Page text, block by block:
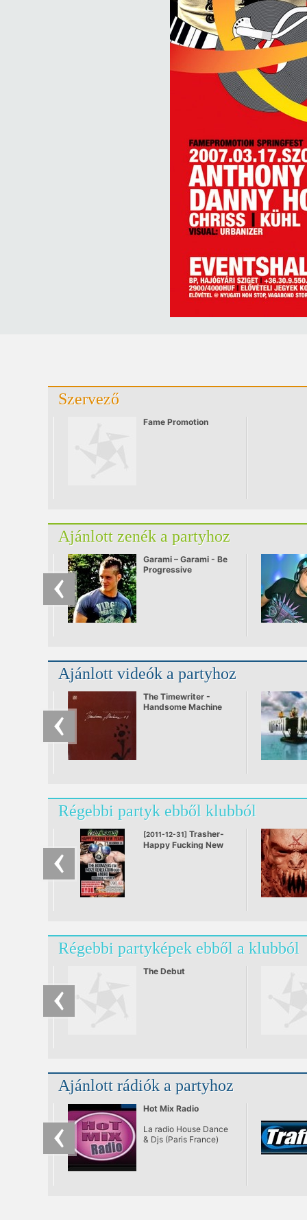
Szervező
Fame Promotion
Ajánlott zenék a partyhoz
Garami – Garami - Be
Progressive
Ajánlott videók a partyhoz
The Timewriter -
Handsome Machine
Régebbi partyk ebből klubból
[2011-12-31] Trasher-
Happy Fucking New
Régebbi partyképek ebből a klubból
The Debut
Ajánlott rádiók a partyhoz
Hot Mix Radio
La radio House Dance
& Djs (Paris France)